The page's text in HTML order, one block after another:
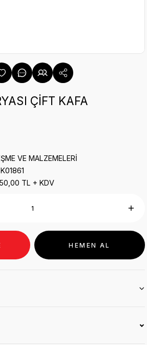
ÇİFT KAFA
VE MALZEMELERİ
TL + KDV
HEMEN AL